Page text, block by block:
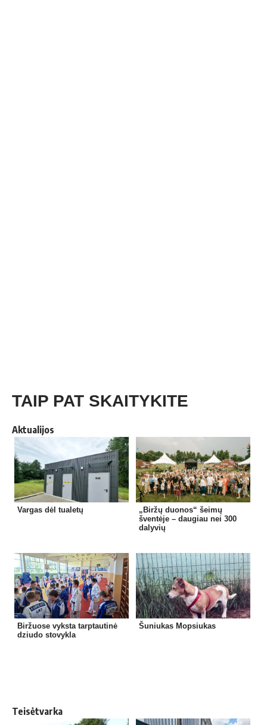
TAIP PAT SKAITYKITE
Aktualijos
Vargas dėl tualetų
„Biržų duonos“ šeimų
šventėje – daugiau nei 300
dalyvių
Biržuose vyksta tarptautinė
dziudo stovykla
Šuniukas Mopsiukas
Teisėtvarka